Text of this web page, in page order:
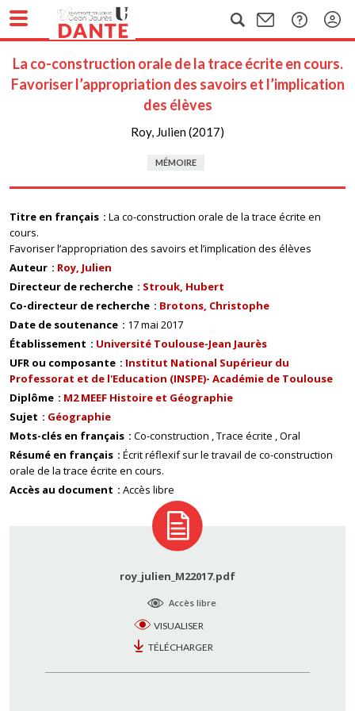
La co-construction orale de la trace écrite en cours.
Favoriser l’appropriation des savoirs et l’implication
des élèves
Roy, Julien (2017)
MÉMOIRE
Titre en français
La co-construction orale de la trace écrite en
cours.
Favoriser l’appropriation des savoirs et l’implication des élèves
Auteur
Roy, Julien
Directeur de recherche
Strouk, Hubert
Co-directeur de recherche
Brotons, Christophe
Date de soutenance
17 mai 2017
Établissement
Université Toulouse-Jean Jaurès
UFR ou composante
Institut National Supérieur du
Professorat et de l'Education (INSPE)- Académie de Toulouse
Diplôme
M2 MEEF Histoire et Géographie
Sujet
Géographie
Mots-clés en français
Co-construction Trace écrite Oral
Résumé en français
Écrit réflexif sur le travail de co-construction
orale de la trace écrite en cours.
Accès au document
Accès libre
roy_julien_M22017.pdf
Accès libre
VISUALISER
TÉLÉCHARGER